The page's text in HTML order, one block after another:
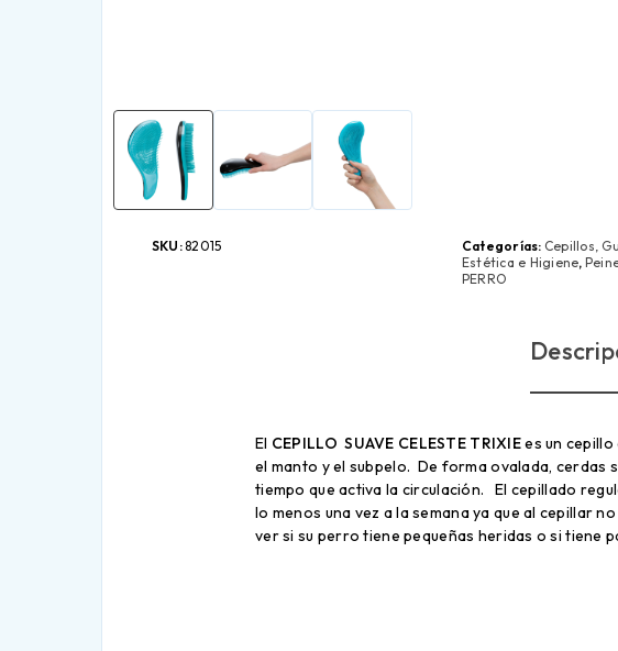
SKU:82015 Categorías: Cepillos,
Estética e Higiene,
PERRO
El CEPILLO SUAVE CELESTE TRIXIEes un
el manto y el subpelo. De forma ovalada, cerdas
tiempo que activa la circulación. El cepillado
lo menos una vez a la semana ya que al cepillar
ver si su perro tiene pequeñas heridas o si tiene